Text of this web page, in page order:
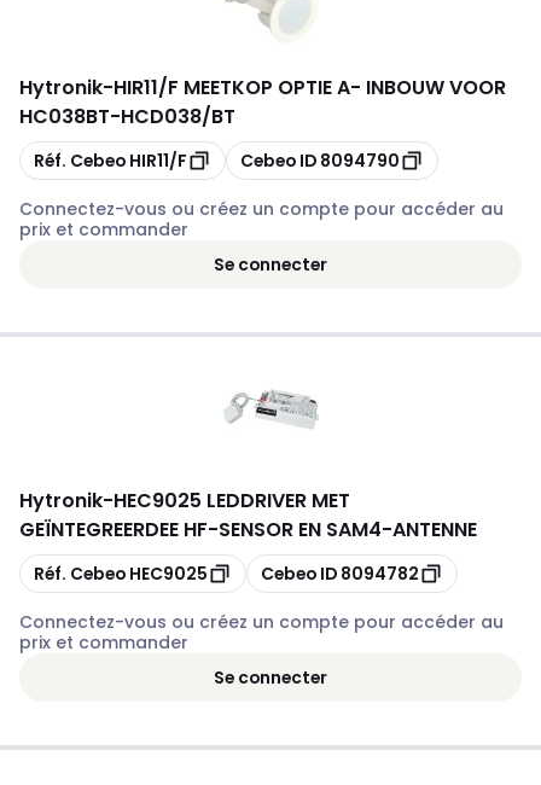
Hytronik-HIR11/F MEETKOP OPTIE A- INBOUW VOOR
HC038BT-HCD038/BT
Copier
Réf. Cebeo HIR11/F Copier
Cebeo ID 8094790
Connectez-vous ou créez un compte pour accéder au
prix et commander
Se connecter
Hytronik-HEC9025 LEDDRIVER MET
GEÏNTEGREERDEE HF-SENSOR EN SAM4-ANTENNE
Copier
Réf. Cebeo HEC9025 Copier
Cebeo ID 8094782
Connectez-vous ou créez un compte pour accéder au
prix et commander
Se connecter